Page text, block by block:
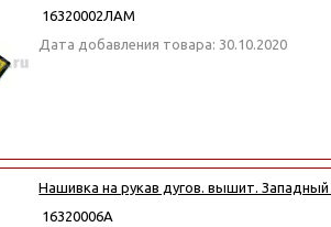
16320002ЛАМ
Дата добавления товара: 30.10.2020
Нашивка на рукав дугов. вышит. Западный
16320006А